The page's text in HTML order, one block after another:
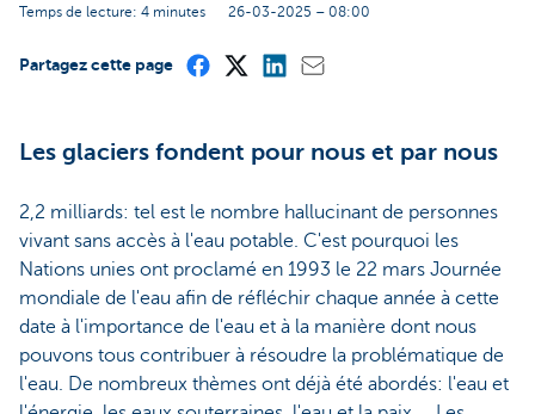
Temps de lecture: 4 minutes 26-03-2025 – 08:00
Partagez cette page
Les glaciers fondent pour nous et par nous
2,2 milliards: tel est le nombre hallucinant de personnes
vivant sans accès à l'eau potable. C'est pourquoi les
Nations unies ont proclamé en 1993 le 22 mars Journée
mondiale de l'eau afin de réfléchir chaque année à cette
date à l'importance de l'eau et à la manière dont nous
pouvons tous contribuer à résoudre la problématique de
l'eau. De nombreux thèmes ont déjà été abordés: l'eau et